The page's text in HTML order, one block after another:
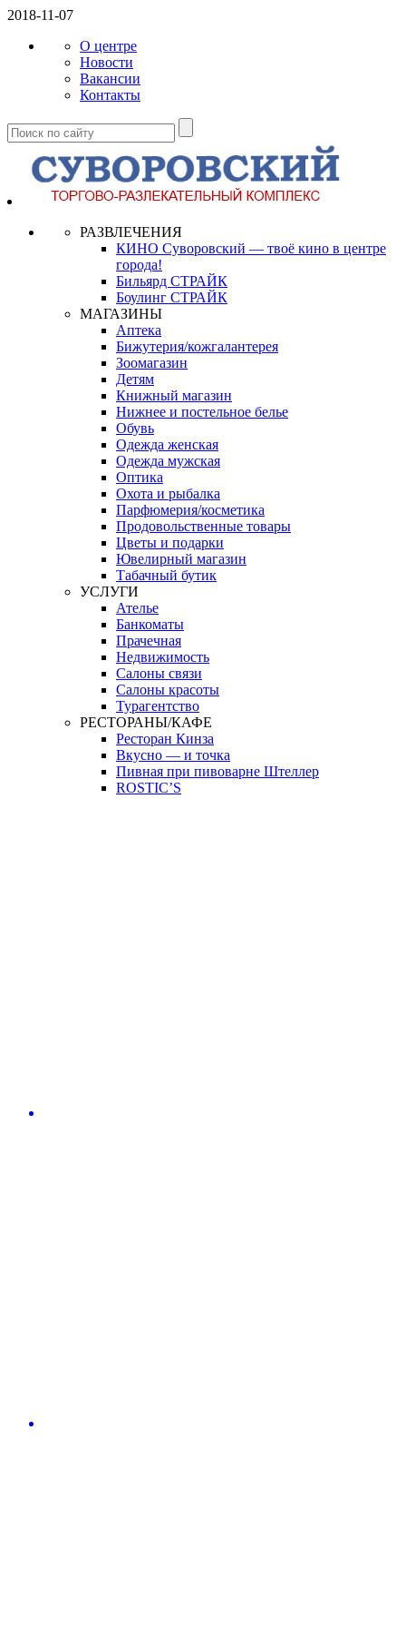
2018-11-07
О центре
Новости
Вакансии
Контакты
РАЗВЛЕЧЕНИЯ
КИНО Суворовский — твоё кино в центре
города!
Бильярд СТРАЙК
Боулинг СТРАЙК
МАГАЗИНЫ
Аптека
Бижутерия/кожгалантерея
Зоомагазин
Детям
Книжный магазин
Нижнее и постельное белье
Обувь
Одежда женская
Одежда мужская
Оптика
Охота и рыбалка
Парфюмерия/косметика
Продовольственные товары
Цветы и подарки
Ювелирный магазин
Табачный бутик
УСЛУГИ
Ателье
Банкоматы
Прачечная
Недвижимость
Салоны связи
Салоны красоты
Турагентство
РЕСТОРАНЫ/КАФЕ
Ресторан Кинза
Вкусно — и точка
Пивная при пивоварне Штеллер
ROSTIC’S